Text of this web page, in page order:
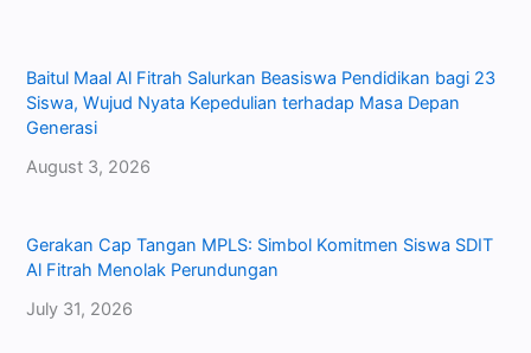
Baitul Maal Al Fitrah Salurkan Beasiswa Pendidikan bagi 23
Siswa, Wujud Nyata Kepedulian terhadap Masa Depan
Generasi
August 3, 2026
Gerakan Cap Tangan MPLS: Simbol Komitmen Siswa SDIT
Al Fitrah Menolak Perundungan
July 31, 2026